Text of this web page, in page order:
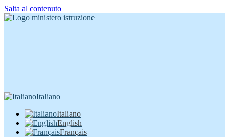
Salta al contenuto
Italiano
Italiano
English
Français